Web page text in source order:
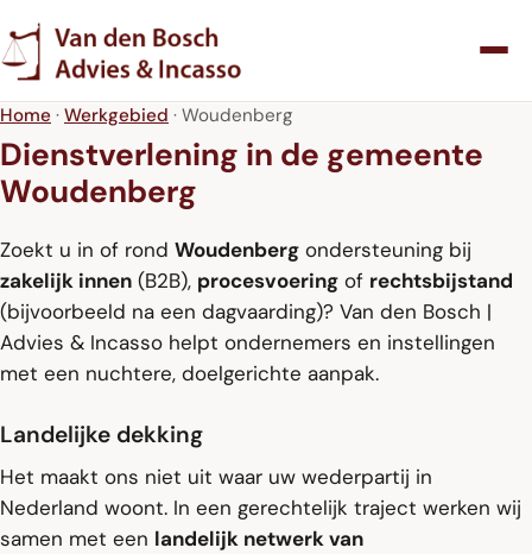
Home · Werkgebied · Woudenberg
Dienstverlening in de gemeente
Woudenberg
Zoekt u in of rond Woudenberg ondersteuning bij
zakelijk innen (B2B), procesvoering of rechtsbijstand
(bijvoorbeeld na een dagvaarding)? Van den Bosch |
Advies & Incasso helpt ondernemers en instellingen
met een nuchtere, doelgerichte aanpak.
Landelijke dekking
Het maakt ons niet uit waar uw wederpartij in
Nederland woont. In een gerechtelijk traject werken wij
samen met een landelijk netwerk van